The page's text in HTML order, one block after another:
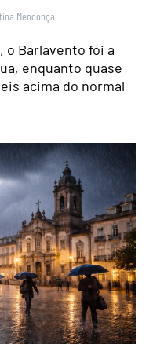
Mendonça
o Barlavento foi a
enquanto quase
acima do normal